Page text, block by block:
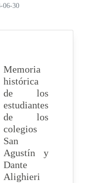
06-30
Memoria
histórica
de los
estudiantes
de los
colegios
San
Agustín y
Dante
Alighieri